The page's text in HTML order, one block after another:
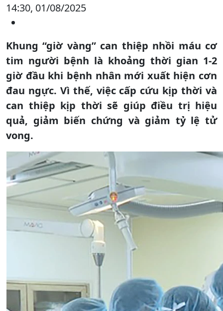
14:30, 01/08/2025
Khung “giờ vàng” can thiệp nhồi máu cơ
tim người bệnh là khoảng thời gian 1-2
giờ đầu khi bệnh nhân mới xuất hiện cơn
đau ngực. Vì thế, việc cấp cứu kịp thời và
can thiệp kịp thời sẽ giúp điều trị hiệu
quả, giảm biến chứng và giảm tỷ lệ tử
vong.